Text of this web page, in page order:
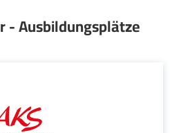
- Ausbildungsplätze